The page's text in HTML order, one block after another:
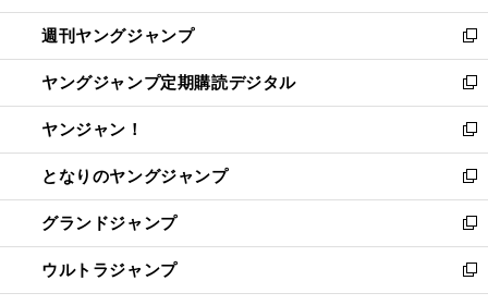
開
く
ウ
で
開
く
ン
ド
ウ
で
開
く
ウ
ィ
ン
ド
ウ
で
開
く
週刊ヤングジャンプ
新
し
い
ウ
ィ
ン
ド
ウ
で
開
く
ヤングジャンプ定期購読デジタル
新
し
い
ウ
ィ
ン
ド
ウ
で
開
ヤンジャン！
新
し
い
ウ
ィ
ン
ド
ウ
となりのヤングジャンプ
新
し
い
ウ
ィ
ン
グランドジャンプ
新
し
い
ウ
ウルトラジャンプ
新
し